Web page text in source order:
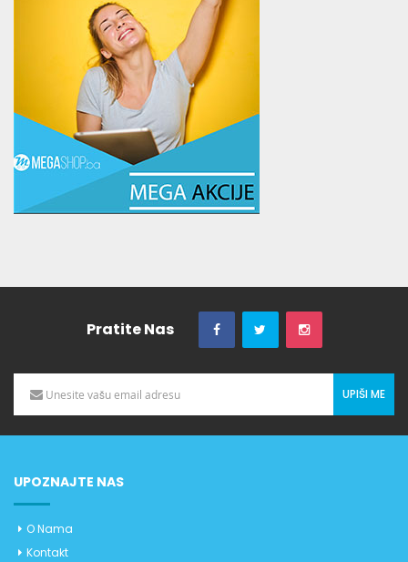
Pratite Nas
UPIŠI ME
UPOZNAJTE NAS
O Nama
Kontakt